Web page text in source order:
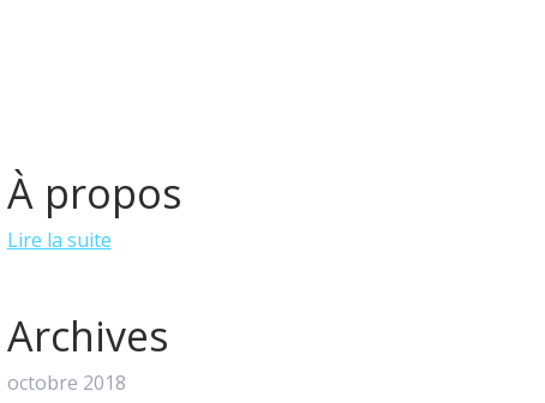
À propos
Lire la suite
Archives
octobre 2018